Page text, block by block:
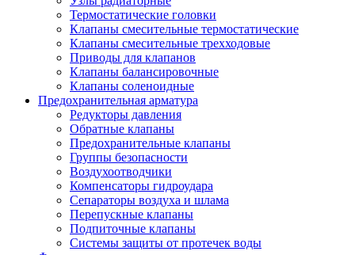
Термостатические головки
Клапаны смесительные термостатические
Клапаны смесительные трехходовые
Приводы для клапанов
Клапаны балансировочные
Клапаны соленоидные
Предохранительная арматура
Редукторы давления
Обратные клапаны
Предохранительные клапаны
Группы безопасности
Воздухоотводчики
Компенсаторы гидроудара
Сепараторы воздуха и шлама
Перепускные клапаны
Подпиточные клапаны
Системы защиты от протечек воды